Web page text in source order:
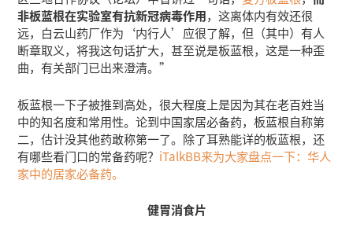
非板蓝根在实验室有抗新冠病毒作用，这离体内有效还很
远，白云山药厂作为‘内行人’应很了解，但（其中）有人
断章取义，将我这句话扩大，甚至说是板蓝根，这是一种歪
曲，有关部门已出来澄清。”
板蓝根一下子被推到高处，很大程度上是因为其在老百姓当
中的知名度和常用性。论到中国家居必备药，板蓝根自称第
二，估计没其他药敢称第一了。除了耳熟能详的板蓝根，还
有哪些看门口的常备药呢？ iTalkBB来为大家盘点一下：华人
家中的居家必备药。
健胃消食片